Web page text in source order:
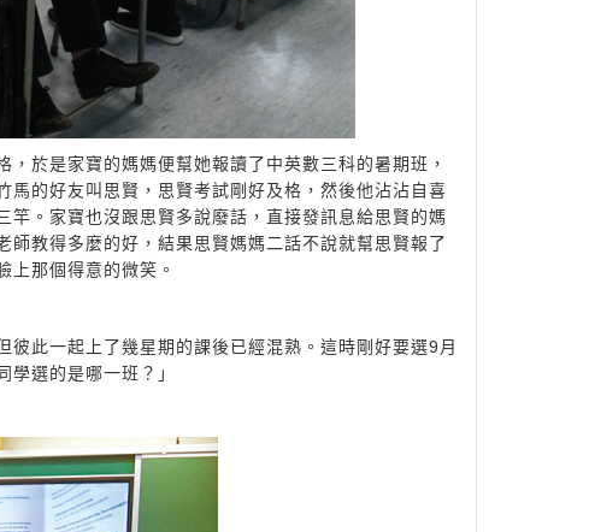
於是家寶的媽媽便幫她報讀了中英數三科的暑期班，
的好友叫思賢，思賢考試剛好及格，然後他沾沾自喜
。家寶也沒跟思賢多說廢話，直接發訊息給思賢的媽
教得多麼的好，結果思賢媽媽二話不說就幫思賢報了
上那個得意的微笑。
彼此一起上了幾星期的課後已經混熟。這時剛好要選9月
選的是哪一班？」